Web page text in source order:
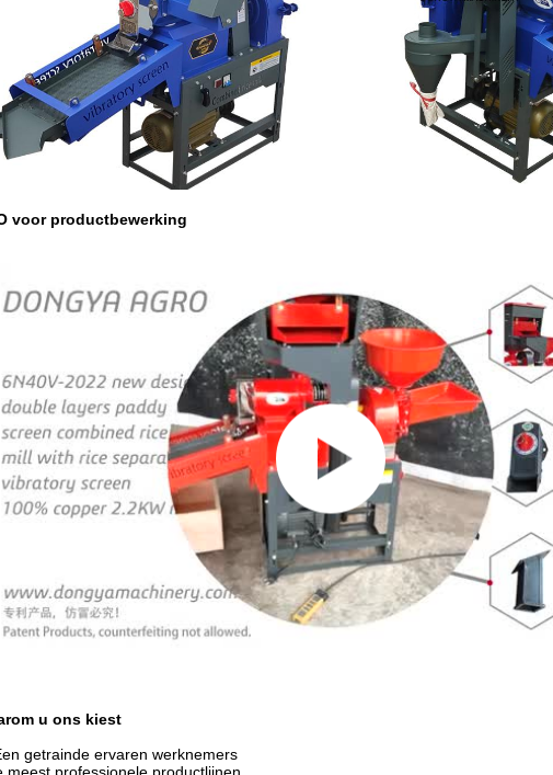
voor productbewerking
u ons kiest
getrainde ervaren werknemers